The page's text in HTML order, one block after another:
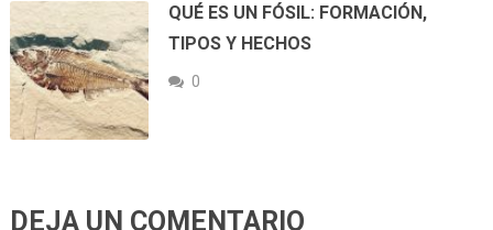
QUÉ ES UN FÓSIL: FORMACIÓN,
TIPOS Y HECHOS
0
DEJA UN COMENTARIO